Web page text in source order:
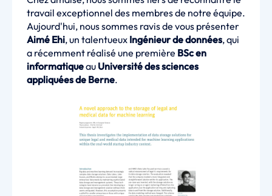
travail exceptionnel des membres de notre équipe.
Aujourd'hui, nous sommes ravis de vous présenter
Aimé Ehi, un talentueux Ingénieur de données, qui
a récemment réalisé une première BSc en
informatiqueau Université des sciences
appliquées de Berne.